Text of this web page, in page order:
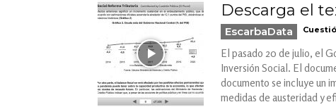
Descarga el
EscarbaData
El pasado 20 de julio, el
Inversión Social. El
documento se incluye un
medidas de austeridad y